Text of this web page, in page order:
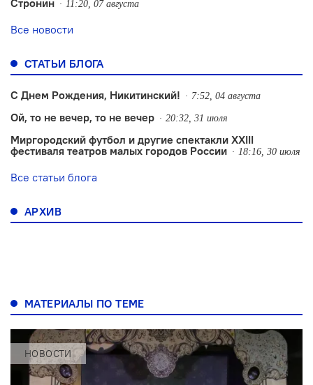
Стронин
11:20, 07 августа
Все новости
СТАТЬИ БЛОГА
С Днем Рождения, Никитинский! 7:52, 04 августа
Ой, то не вечер, то не вечер 20:32, 31 июля
Миргородский футбол и другие спектакли XXIII
фестиваля театров малых городов России
18:16, 30 июля
Все статьи блога
АРХИВ
МАТЕРИАЛЫ ПО ТЕМЕ
НОВОСТИ